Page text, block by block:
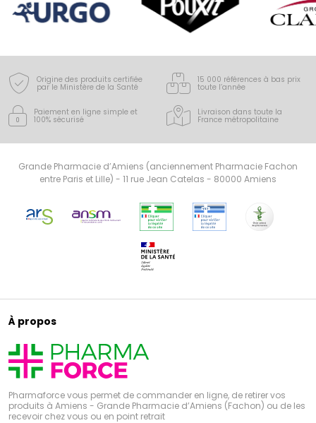
Origine des produits certifiée
par le Ministère de la Santé
15 000 références à bas prix
toute l’année
Paiement en ligne simple et
100% sécurisé
Livraison dans toute la
France métropolitaine
Grande Pharmacie d’Amiens (anciennement Pharmacie Fachon
entre Paris et Lille) - 11 rue Jean Catelas - 80000 Amiens
À propos
Pharmaforce vous permet de commander en ligne, de retirer vos
produits à Amiens - Grande Pharmacie d’Amiens (Fachon) ou de les
recevoir chez vous ou en point retrait